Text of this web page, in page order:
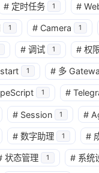
兴趣点
寻找你感
AI Agent 3
Heartbeat
# 定时任务 1 #
1 # Camera 1
# 调试 1 # 权
1 # 多
1 #
# Session 1 #
# 数字助理 1 #
状态管理 1 # 系统